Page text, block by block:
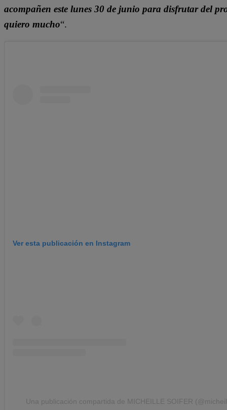
acompañen este lunes 30 de junio para disfrutar del
quiero mucho“.
Ver esta publicación en Instagram
Una publicación compartida de MICHEILLE SOIFER